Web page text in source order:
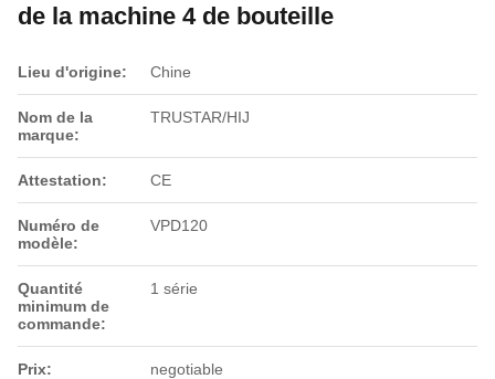
de la machine 4 de bouteille
Lieu d'origine: Chine
Nom de la
marque:
TRUSTAR/HIJ
Attestation: CE
Numéro de
modèle:
VPD120
Quantité
minimum de
commande:
1 série
Prix: negotiable